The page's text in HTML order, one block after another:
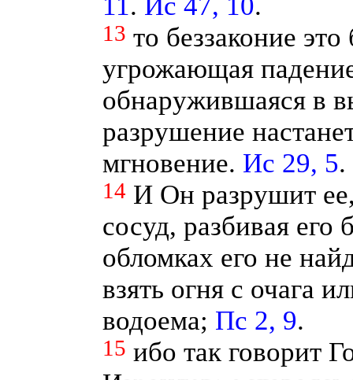
13 то беззаконие
угрожающая
обнаружившаяся в
разрушение
мгновение. Ис 29, 5.
14 И Он разрушит
сосуд, разбивая
обломках его не
взять огня с очага
водоема; Пс 2, 9.
15 ибо так говорит